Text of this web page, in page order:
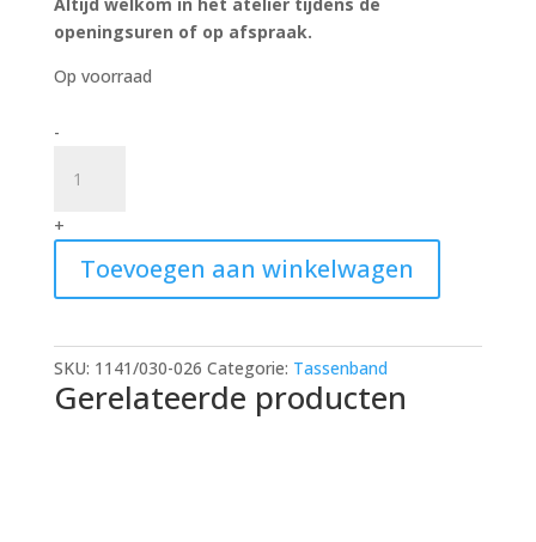
openingsuren of op afspraak.
Op voorraad
Teal
melange
tassenband
30mm
quantity
-
+
Toevoegen aan winkelwagen
SKU: 1141/030-026 Categorie: Tassenband
Gerelateerde producten